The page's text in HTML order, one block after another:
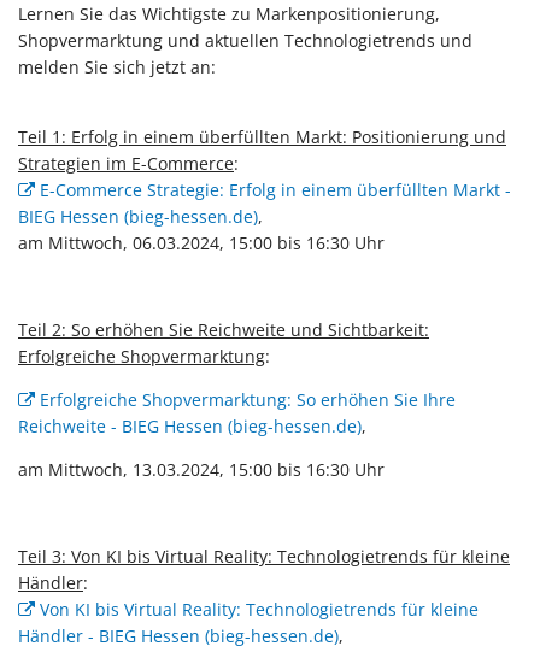
Lernen Sie das Wichtigste zu Markenpositionierung,
Shopvermarktung und aktuellen Technologietrends und
melden Sie sich jetzt an:
Teil 1: Erfolg in einem überfüllten Markt: Positionierung und
Strategien im E-Commerce:
E-Commerce Strategie: Erfolg in einem überfüllten Markt -
BIEG Hessen (bieg-hessen.de),
am Mittwoch, 06.03.2024, 15:00 bis 16:30 Uhr
Teil 2: So erhöhen Sie Reichweite und Sichtbarkeit:
Erfolgreiche Shopvermarktung:
Erfolgreiche Shopvermarktung: So erhöhen Sie Ihre
Reichweite - BIEG Hessen (bieg-hessen.de),
am Mittwoch, 13.03.2024, 15:00 bis 16:30 Uhr
Teil 3: Von KI bis Virtual Reality: Technologietrends für kleine
Händler:
Von KI bis Virtual Reality: Technologietrends für kleine
Händler - BIEG Hessen (bieg-hessen.de),